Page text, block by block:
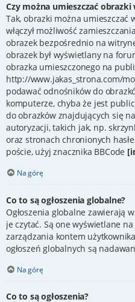
Czy można umieszczać obrazki
Tak, obrazki można umieszczać
włączył możliwość
obrazek bezpośrednio na
obrazek był wyświetlany na
obrazka umieszczonego na
http://www.jakas_strona.com/
podawać odnośników do
komputerze, chyba że jest
do obrazków znajdujących się
autoryzacji, takich jak, np.
oraz stronach chronionych
poście, użyj znacznika BBCode
Na górę
Co to są ogłoszenia globalne?
Ogłoszenia globalne zawierają
je czytać. Są one wyświetlane
zarządzania kontem
ogłoszeń globalnych są
Na górę
Co to są ogłoszenia?